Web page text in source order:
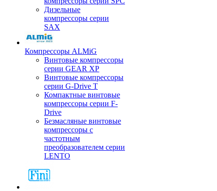
Дизельные
компрессоры серии
SAX
Компрессоры ALMiG
Винтовые компрессоры
серии GEAR XP
Винтовые компрессоры
серии G-Drive T
Компактные винтовые
компрессоры серии F-
Drive
Безмасляные винтовые
компрессоры с
частотным
преобразователем серии
LENTO